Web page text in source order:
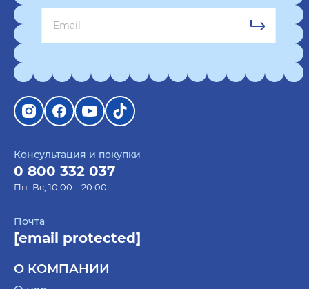
Консультация и покупки
0 800 332 037
Пн–Вс, 10:00 – 20:00
Почта
[email protected]
О КОМПАНИИ